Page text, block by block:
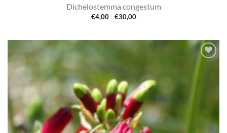
Dichelostemma congestum
€4,00 - €30,00Prijsklasse: